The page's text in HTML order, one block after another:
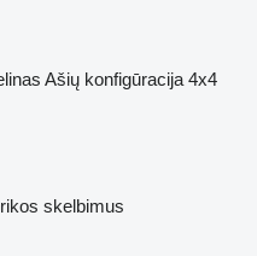
Ašių konfigūracija 4x4
skelbimus